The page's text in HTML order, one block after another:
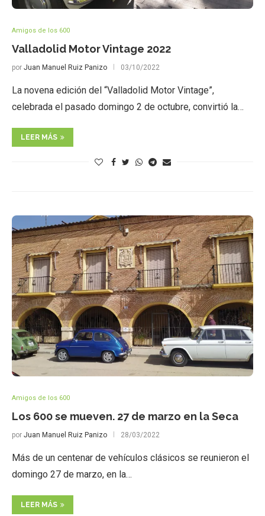
Amigos de los 600
Valladolid Motor Vintage 2022
por Juan Manuel Ruiz Panizo 03/10/2022
La novena edición del “Valladolid Motor Vintage”,
celebrada el pasado domingo 2 de octubre, convirtió la…
LEER MÁS
Amigos de los 600
Los 600 se mueven. 27 de marzo en la Seca
por Juan Manuel Ruiz Panizo 28/03/2022
Más de un centenar de vehículos clásicos se reunieron el
domingo 27 de marzo, en la…
LEER MÁS